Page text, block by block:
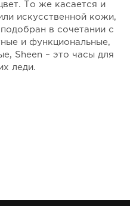
То же касается и
искусственной кожи,
в сочетании с
и функциональные,
Sheen – это часы для
леди.